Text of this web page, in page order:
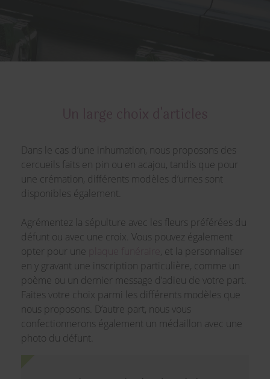
Dans le cas d’une inhumation, nous proposons des
cercueils faits en pin ou en acajou, tandis que pour
une crémation, différents modèles d’urnes sont
disponibles également.
Agrémentez la sépulture avec les fleurs préférées du
défunt ou avec une croix. Vous pouvez également
opter pour une
, et la personnaliser
en y gravant une inscription particulière, comme un
poème ou un dernier message d’adieu de votre part.
Faites votre choix parmi les différents modèles que
nous proposons. D’autre part, nous vous
confectionnerons également un médaillon avec une
photo du défunt.